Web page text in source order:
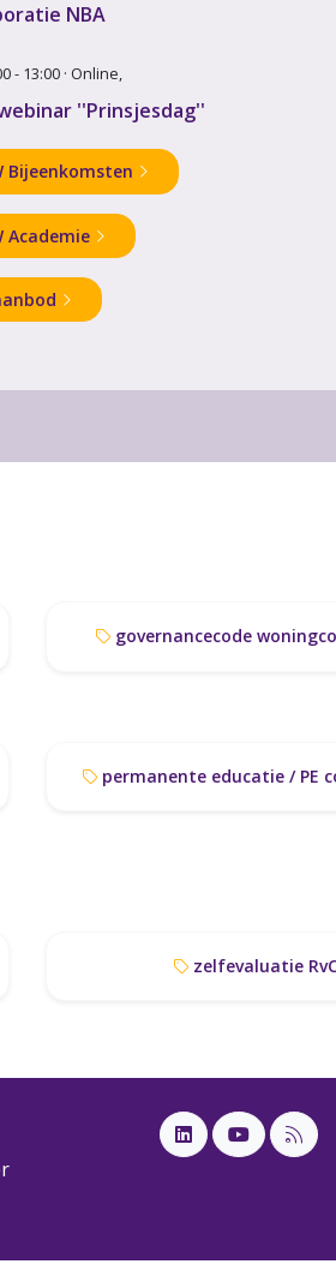
NBA
- 13:00 · Online,
''Prinsjesdag''
Bijeenkomsten
Academie
governancecode
permanente educatie / PE
zelfevaluatie